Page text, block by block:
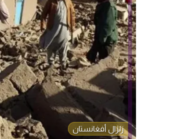
زلزال أفغانستان